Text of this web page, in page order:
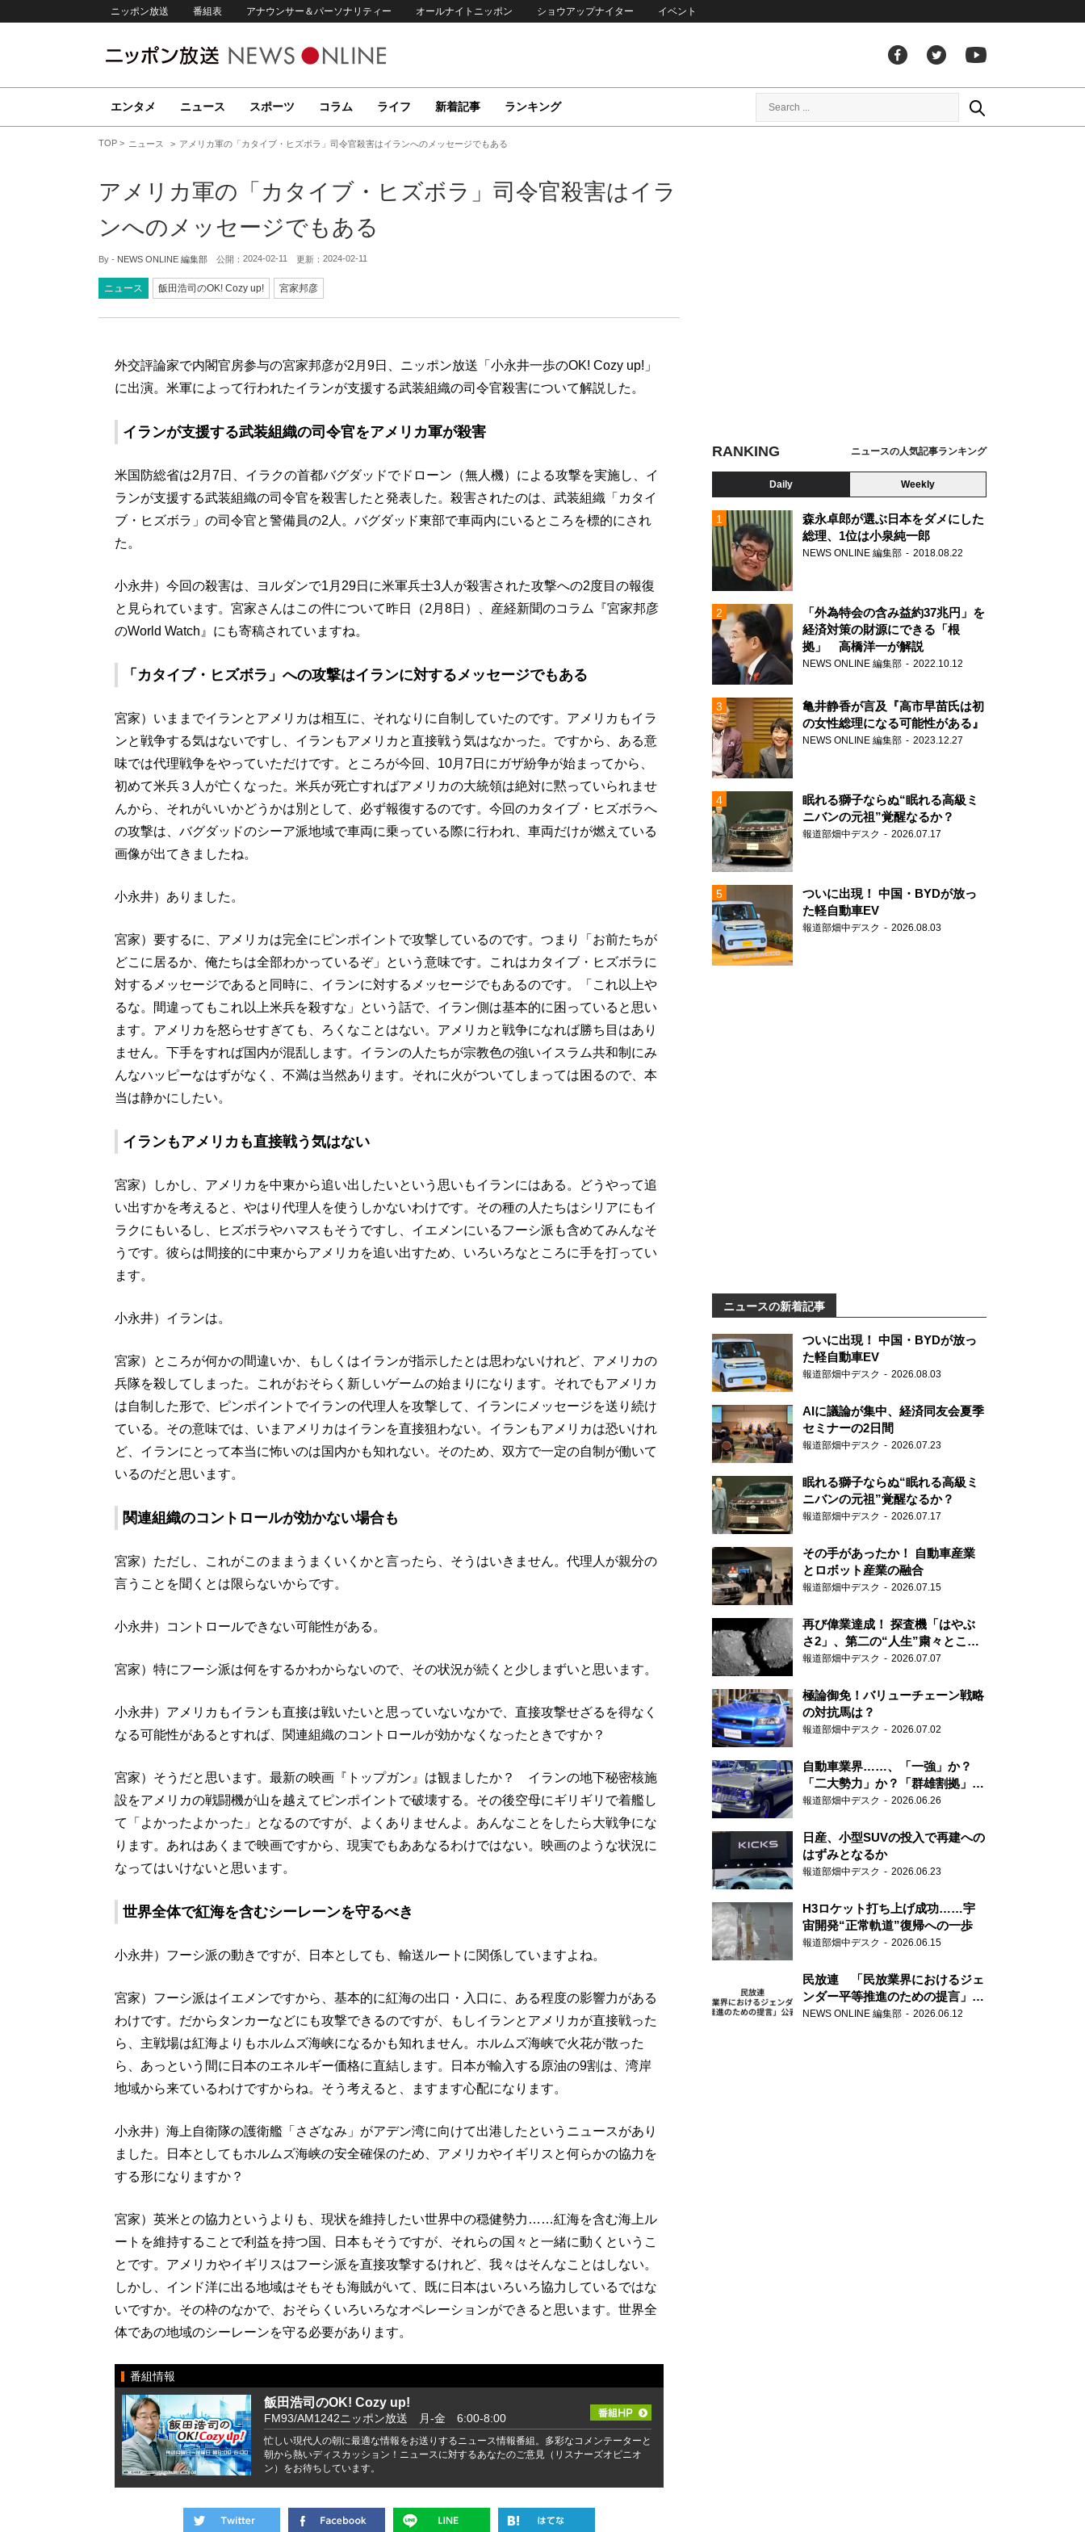
ニッポン放送 番組表 アナウンサー＆パーソナリティー オールナイトニッポン ショウアップナイター イベント
エンタメ ニュース スポーツ コラム ライフ 新着記事 ランキング
TOP ニュース アメリカ軍の「カタイブ・ヒズボラ」司令官殺害はイランへのメッセージでもある
アメリカ軍の「カタイブ・ヒズボラ」司令官殺害はイラ
ンへのメッセージでもある
By - NEWS ONLINE 編集部 公開： 2024-02-11 更新： 2024-02-11
ニュース 飯田浩司のOK! Cozy up! 宮家邦彦
外交評論家で内閣官房参与の宮家邦彦が2月9日、ニッポン放送「小永井一歩のOK! Cozy up!」
に出演。米軍によって行われたイランが支援する武装組織の司令官殺害について解説した。
イランが支援する武装組織の司令官をアメリカ軍が殺害
米国防総省は2月7日、イラクの首都バグダッドでドローン（無人機）による攻撃を実施し、イ
ランが支援する武装組織の司令官を殺害したと発表した。殺害されたのは、武装組織「カタイ
ブ・ヒズボラ」の司令官と警備員の2人。バグダッド東部で車両内にいるところを標的にされ
た。
小永井）今回の殺害は、ヨルダンで1月29日に米軍兵士3人が殺害された攻撃への2度目の報復
と見られています。宮家さんはこの件について昨日（2月8日）、産経新聞のコラム『宮家邦彦
のWorld Watch』にも寄稿されていますね。
「カタイブ・ヒズボラ」への攻撃はイランに対するメッセージでもある
宮家）いままでイランとアメリカは相互に、それなりに自制していたのです。アメリカもイラ
ンと戦争する気はないですし、イランもアメリカと直接戦う気はなかった。ですから、ある意
味では代理戦争をやっていただけです。ところが今回、10月7日にガザ紛争が始まってから、
初めて米兵３人が亡くなった。米兵が死亡すればアメリカの大統領は絶対に黙っていられませ
んから、それがいいかどうかは別として、必ず報復するのです。今回のカタイブ・ヒズボラへ
の攻撃は、バグダッドのシーア派地域で車両に乗っている際に行われ、車両だけが燃えている
画像が出てきましたね。
小永井）ありました。
宮家）要するに、アメリカは完全にピンポイントで攻撃しているのです。つまり「お前たちが
どこに居るか、俺たちは全部わかっているぞ」という意味です。これはカタイブ・ヒズボラに
対するメッセージであると同時に、イランに対するメッセージでもあるのです。「これ以上や
るな。間違ってもこれ以上米兵を殺すな」という話で、イラン側は基本的に困っていると思い
ます。アメリカを怒らせすぎても、ろくなことはない。アメリカと戦争になれば勝ち目はあり
ません。下手をすれば国内が混乱します。イランの人たちが宗教色の強いイスラム共和制にみ
んなハッピーなはずがなく、不満は当然あります。それに火がついてしまっては困るので、本
当は静かにしたい。
イランもアメリカも直接戦う気はない
宮家）しかし、アメリカを中東から追い出したいという思いもイランにはある。どうやって追
い出すかを考えると、やはり代理人を使うしかないわけです。その種の人たちはシリアにもイ
ラクにもいるし、ヒズボラやハマスもそうですし、イエメンにいるフーシ派も含めてみんなそ
うです。彼らは間接的に中東からアメリカを追い出すため、いろいろなところに手を打ってい
ます。
小永井）イランは。
宮家）ところが何かの間違いか、もしくはイランが指示したとは思わないけれど、アメリカの
兵隊を殺してしまった。これがおそらく新しいゲームの始まりになります。それでもアメリカ
は自制した形で、ピンポイントでイランの代理人を攻撃して、イランにメッセージを送り続け
ている。その意味では、いまアメリカはイランを直接狙わない。イランもアメリカは恐いけれ
ど、イランにとって本当に怖いのは国内かも知れない。そのため、双方で一定の自制が働いて
いるのだと思います。
関連組織のコントロールが効かない場合も
宮家）ただし、これがこのままうまくいくかと言ったら、そうはいきません。代理人が親分の
言うことを聞くとは限らないからです。
小永井）コントロールできない可能性がある。
宮家）特にフーシ派は何をするかわからないので、その状況が続くと少しまずいと思います。
小永井）アメリカもイランも直接は戦いたいと思っていないなかで、直接攻撃せざるを得なく
なる可能性があるとすれば、関連組織のコントロールが効かなくなったときですか？
宮家）そうだと思います。最新の映画『トップガン』は観ましたか？ イランの地下秘密核施
設をアメリカの戦闘機が山を越えてピンポイントで破壊する。その後空母にギリギリで着艦し
て「よかったよかった」となるのですが、よくありませんよ。あんなことをしたら大戦争にな
ります。あれはあくまで映画ですから、現実でもああなるわけではない。映画のような状況に
なってはいけないと思います。
世界全体で紅海を含むシーレーンを守るべき
小永井）フーシ派の動きですが、日本としても、輸送ルートに関係していますよね。
宮家）フーシ派はイエメンですから、基本的に紅海の出口・入口に、ある程度の影響力がある
わけです。だからタンカーなどにも攻撃できるのですが、もしイランとアメリカが直接戦った
ら、主戦場は紅海よりもホルムズ海峡になるかも知れません。ホルムズ海峡で火花が散った
ら、あっという間に日本のエネルギー価格に直結します。日本が輸入する原油の9割は、湾岸
地域から来ているわけですからね。そう考えると、ますます心配になります。
小永井）海上自衛隊の護衛艦「さざなみ」がアデン湾に向けて出港したというニュースがあり
ました。日本としてもホルムズ海峡の安全確保のため、アメリカやイギリスと何らかの協力を
する形になりますか？
宮家）英米との協力というよりも、現状を維持したい世界中の穏健勢力……紅海を含む海上ル
ートを維持することで利益を持つ国、日本もそうですが、それらの国々と一緒に動くというこ
とです。アメリカやイギリスはフーシ派を直接攻撃するけれど、我々はそんなことはしない。
しかし、インド洋に出る地域はそもそも海賊がいて、既に日本はいろいろ協力しているではな
いですか。その枠のなかで、おそらくいろいろなオペレーションができると思います。世界全
体であの地域のシーレーンを守る必要があります。
番組情報
飯田浩司のOK! Cozy up!
FM93/AM1242ニッポン放送 月-金 6:00-8:00
忙しい現代人の朝に最適な情報をお送りするニュース情報番組。多彩なコメンテーターと
朝から熱いディスカッション！ニュースに対するあなたのご意見（リスナーズオピニオ
ン）をお待ちしています。
RANKING ニュースの人気記事ランキング
Daily Weekly
森永卓郎が選ぶ日本をダメにした
総理、1位は小泉純一郎
NEWS ONLINE 編集部 2018.08.22
「外為特会の含み益約37兆円」を
経済対策の財源にできる「根
拠」 高橋洋一が解説
NEWS ONLINE 編集部 2022.10.12
亀井静香が言及『高市早苗氏は初
の女性総理になる可能性がある』
NEWS ONLINE 編集部 2023.12.27
眠れる獅子ならぬ“眠れる高級ミ
ニバンの元祖”覚醒なるか？
報道部畑中デスク 2026.07.17
ついに出現！ 中国・BYDが放っ
た軽自動車EV
報道部畑中デスク 2026.08.03
ニュースの新着記事
ついに出現！ 中国・BYDが放っ
た軽自動車EV
報道部畑中デスク 2026.08.03
AIに議論が集中、経済同友会夏季
セミナーの2日間
報道部畑中デスク 2026.07.23
眠れる獅子ならぬ“眠れる高級ミ
ニバンの元祖”覚醒なるか？
報道部畑中デスク 2026.07.17
その手があったか！ 自動車産業
とロボット産業の融合
報道部畑中デスク 2026.07.15
再び偉業達成！ 探査機「はやぶ
さ2」、第二の“人生”粛々とこな
す
報道部畑中デスク 2026.07.07
極論御免！バリューチェーン戦略
の対抗馬は？
報道部畑中デスク 2026.07.02
自動車業界……、「一強」か？
「二大勢力」か？「群雄割拠」
か？
報道部畑中デスク 2026.06.26
日産、小型SUVの投入で再建への
はずみとなるか
報道部畑中デスク 2026.06.23
H3ロケット打ち上げ成功……宇
宙開発“正常軌道”復帰への一歩
報道部畑中デスク 2026.06.15
民放連 「民放業界におけるジェ
ンダー平等推進のための提言」を
公表
NEWS ONLINE 編集部 2026.06.12